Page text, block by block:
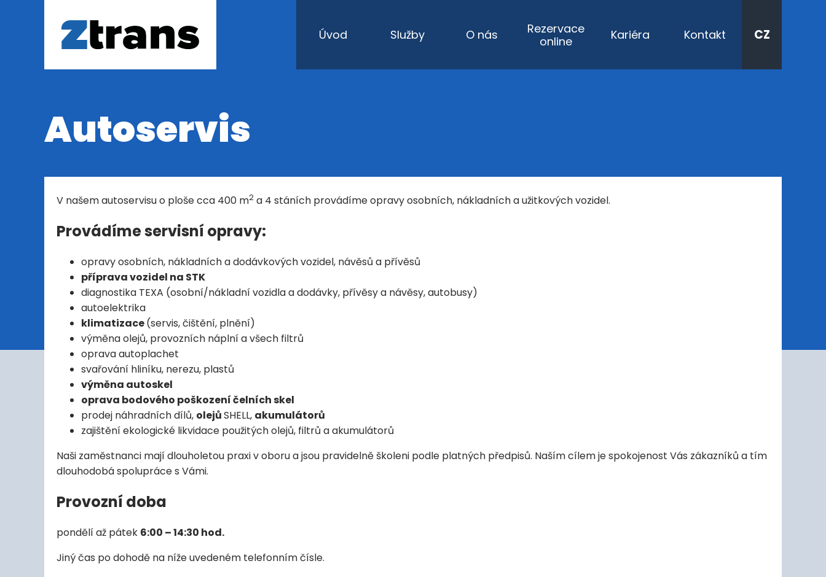
Úvod Služby O nás
Rezervace
online
Kariéra Kontakt CZ
Autoservis
V našem autoservisu o ploše cca 400 m2 a 4 stáních provádíme opravy osobních, nákladních a užitkových vozidel.
Provádíme servisní opravy:
opravy osobních, nákladních a dodávkových vozidel, návěsů a přívěsů
příprava vozidel na STK
diagnostika TEXA (osobní/nákladní vozidla a dodávky, přívěsy a návěsy, autobusy)
autoelektrika
klimatizace(servis, čištění, plnění)
výměna olejů, provozních náplní a všech filtrů
oprava autoplachet
svařování hliníku, nerezu, plastů
výměna autoskel
oprava bodového poškození čelních skel
prodej náhradních dílů, olejůSHELL, akumulátorů
zajištění ekologické likvidace použitých olejů, filtrů a akumulátorů
Naši zaměstnanci mají dlouholetou praxi v oboru a jsou pravidelně školeni podle platných předpisů. Naším cílem je spokojenost Vás zákazníků a tím
dlouhodobá spolupráce s Vámi.
Provozní doba
pondělí až pátek 6:00 – 14:30 hod.
Jiný čas po dohodě na níže uvedeném telefonním čísle.